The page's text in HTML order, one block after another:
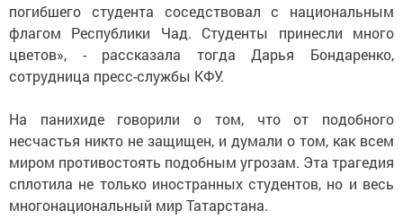
погибшего студента соседствовал с национальным
флагом Республики Чад. Студенты принесли много
цветов», - рассказала тогда Дарья Бондаренко,
сотрудница пресс-службы КФУ.
На панихиде говорили о том, что от подобного
несчастья никто не защищен, и думали о том, как всем
миром противостоять подобным угрозам. Эта трагедия
сплотила не только иностранных студентов, но и весь
многонациональный мир Татарстана.